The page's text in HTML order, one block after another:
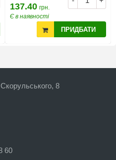
137.40 грн.
Є в наявності
ПРИДБАТИ
8
60